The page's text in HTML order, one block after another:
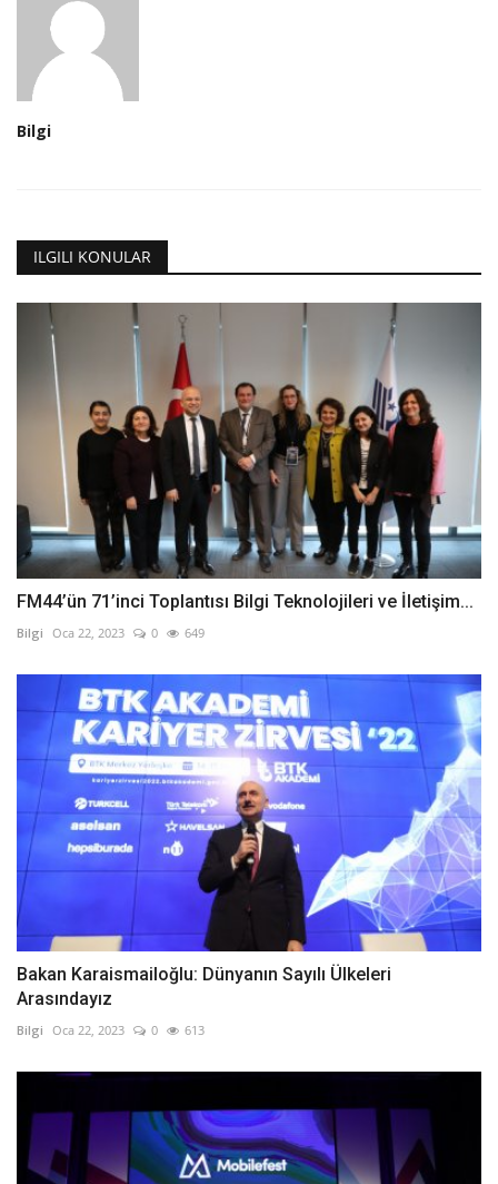
Bilgi
ILGILI KONULAR
FM44’ün 71’inci Toplantısı Bilgi Teknolojileri ve İletişim...
Bilgi Oca 22, 2023 0 649
Bakan Karaismailoğlu: Dünyanın Sayılı Ülkeleri
Arasındayız
Bilgi Oca 22, 2023 0 613